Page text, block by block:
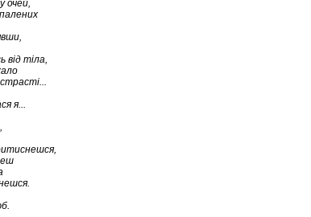
очей,
від тіла,
я...